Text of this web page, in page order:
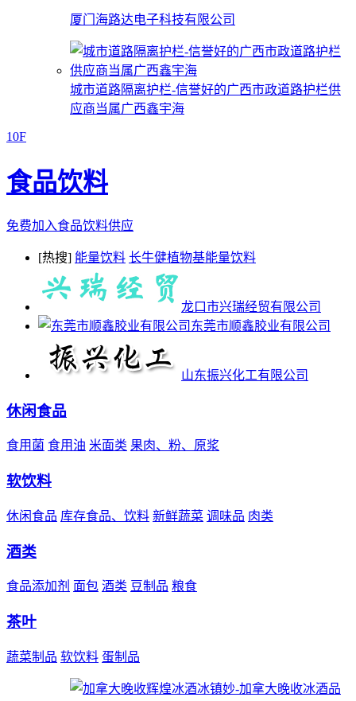
厦门海路达电子科技有限公司
城市道路隔离护栏-信誉好的广西市政道路护栏供
应商当属广西鑫宇海
10F
食品饮料
免费加入食品饮料供应
[热搜] 能量饮料 长牛健植物基能量饮料
龙口市兴瑞经贸有限公司
东莞市顺鑫胶业有限公司
山东振兴化工有限公司
休闲食品
食用菌 食用油 米面类 果肉、粉、原浆
软饮料
休闲食品 库存食品、饮料 新鲜蔬菜 调味品 肉类
酒类
食品添加剂 面包 酒类 豆制品 粮食
茶叶
蔬菜制品 软饮料 蛋制品